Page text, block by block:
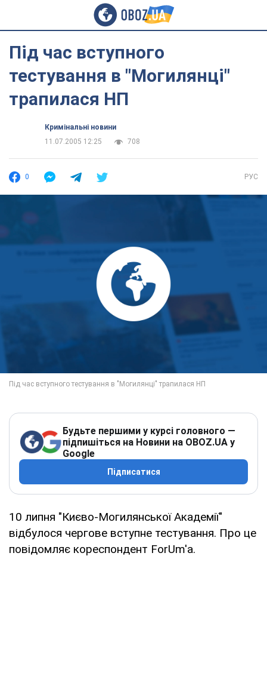
Під час вступного
тестування в "Могилянці"
трапилася НП
Кримінальні новини
11.07.2005 12:25
708
0 РУС
Будьте першими у курсі головного —
підпишіться на Новини на OBOZ.UA у
Google
Підписатися
10 липня "Києво-Могилянської Академії"
відбулося чергове вступне тестування. Про це
повідомляє кореспондент ForUm'a.